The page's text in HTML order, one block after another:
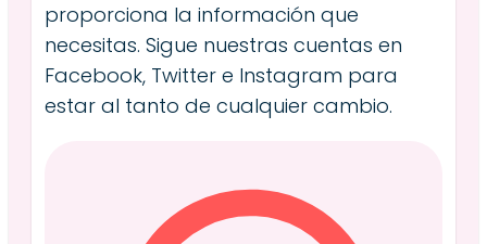
proporciona la información que
necesitas. Sigue nuestras cuentas en
Facebook, Twitter e Instagram para
estar al tanto de cualquier cambio.